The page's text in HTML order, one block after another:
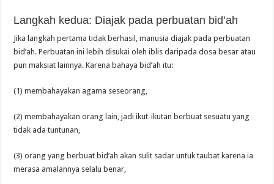
Langkah kedua: Diajak pada perbuatan bid’ah
Jika langkah pertama tidak berhasil, manusia diajak pada perbuatan
bid’ah. Perbuatan ini lebih disukai oleh iblis daripada dosa besar atau
pun maksiat lainnya. Karena bahaya bid’ah itu:
(1) membahayakan agama seseorang,
(2) membahayakan orang lain, jadi ikut-ikutan berbuat sesuatu yang
tidak ada tuntunan,
(3) orang yang berbuat bid’ah akan sulit sadar untuk taubat karena ia
merasa amalannya selalu benar,